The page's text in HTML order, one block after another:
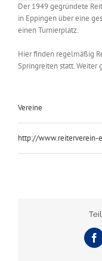
Der 1949 gegründete
in Eppingen über eine
einen Turnierplatz.
Hier finden regelmäßig
Springreiten statt. Weiter
Vereine
http://www.reiterverein-